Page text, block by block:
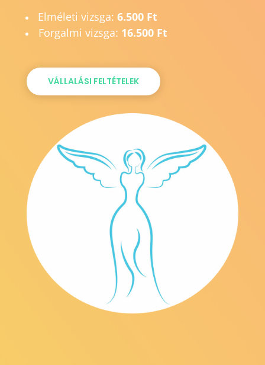
Elméleti vizsga: 6.500 Ft
Forgalmi vizsga: 16.500 Ft
VÁLLALÁSI FELTÉTELEK